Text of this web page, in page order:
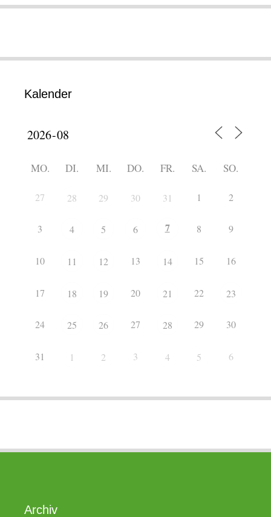
Kalender
MO. DI. MI. DO. FR. SA. SO.
27 28 29 30 31 1 2
3 4 5 6 7 8 9
10 11 12 13 14 15 16
17 18 19 20 21 22 23
24 25 26 27 28 29 30
31 1 2 3 4 5 6
Archiv